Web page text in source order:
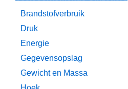
Brandstofverbruik
Druk
Energie
Gegevensopslag
Gewicht en Massa